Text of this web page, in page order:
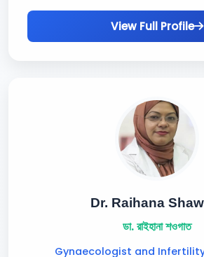
View Full Profile
Dr. Raihana
ডা. রাইহানা শওগাত
Gynaecologist and